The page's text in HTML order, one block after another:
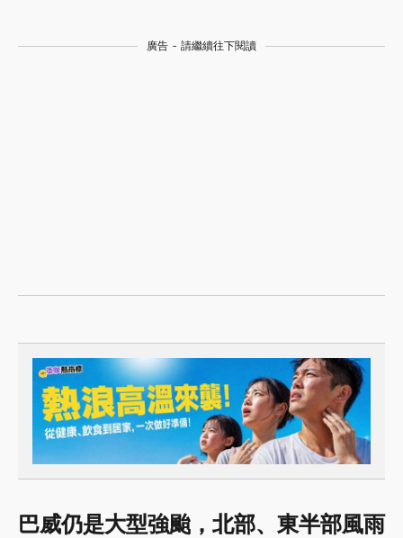
廣告 - 請繼續往下閱讀
巴威仍是大型強颱，北部、東半部風雨